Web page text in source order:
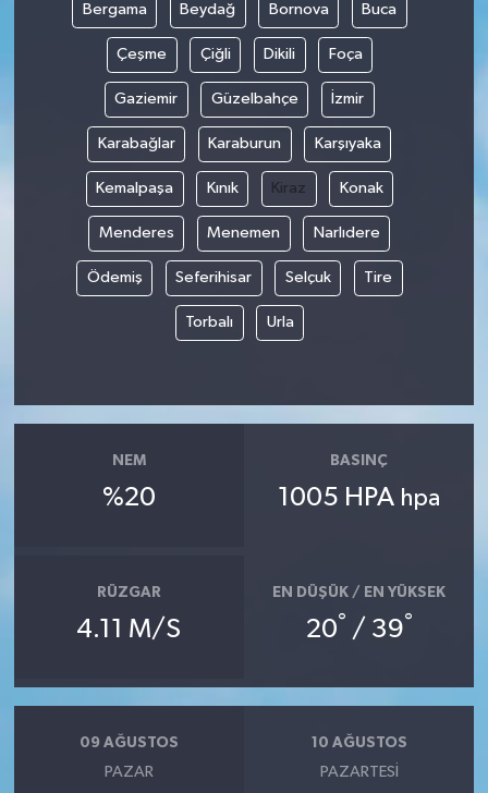
Bergama Beydağ Bornova Buca
Çeşme Çiğli Dikili Foça
Gaziemir Güzelbahçe İzmir
Karabağlar Karaburun Karşıyaka
Kemalpaşa Kınık Kiraz Konak
Menderes Menemen Narlıdere
Ödemiş Seferihisar Selçuk Tire
Torbalı Urla
NEM
%20
BASINÇ
1005 HPA hpa
RÜZGAR
4.11 M/S
EN DÜŞÜK / EN YÜKSEK
20° / 39°
09 AĞUSTOS
PAZAR
10 AĞUSTOS
PAZARTESI